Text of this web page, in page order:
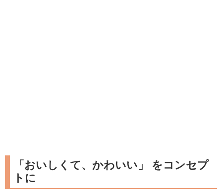
「おいしくて、かわいい」 をコンセプ
トに